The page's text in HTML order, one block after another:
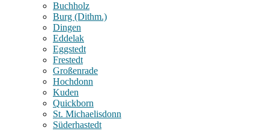
Buchholz
Burg (Dithm.)
Dingen
Eddelak
Eggstedt
Frestedt
Großenrade
Hochdonn
Kuden
Quickborn
St. Michaelisdonn
Süderhastedt